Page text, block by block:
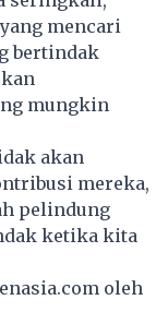
mencari
bertindak
mungkin
akan
mereka,
pelindung
ketika kita
oleh